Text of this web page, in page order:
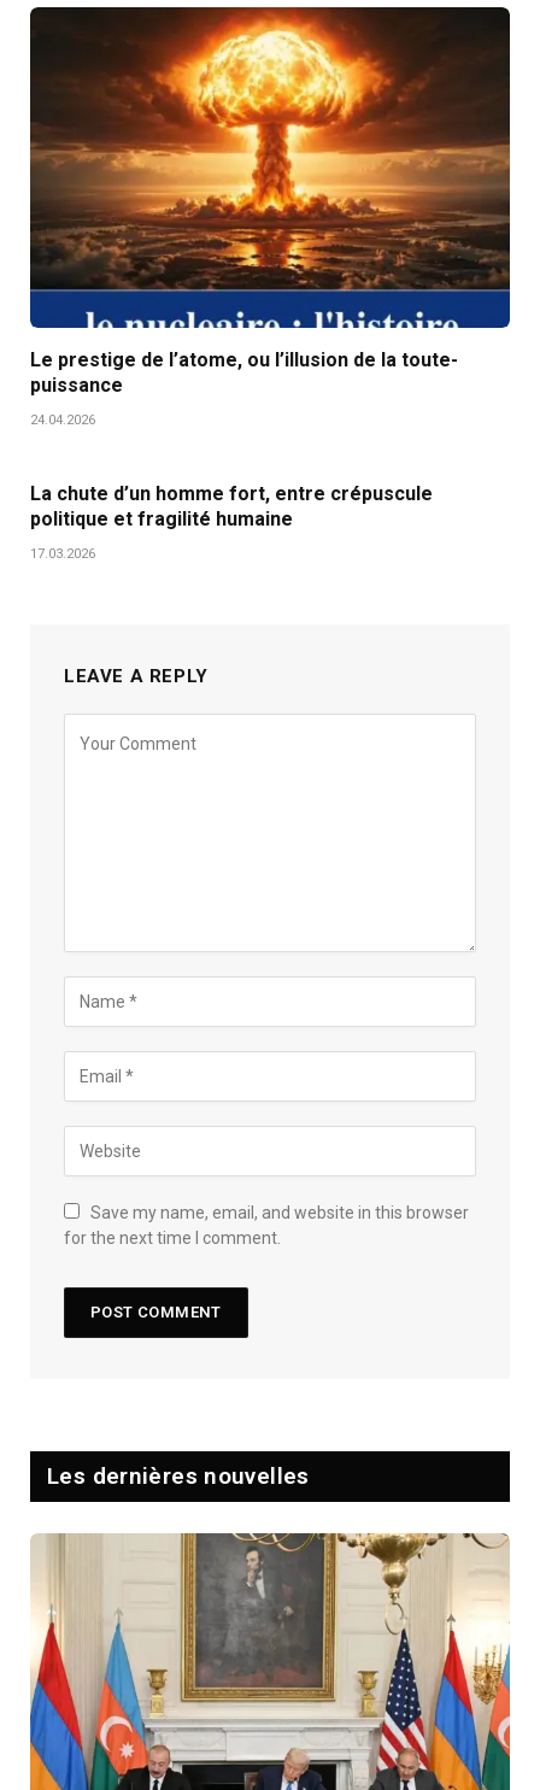
Le prestige de l’atome, ou l’illusion de la toute-
puissance
24.04.2026
La chute d’un homme fort, entre crépuscule
politique et fragilité humaine
17.03.2026
LEAVE A REPLY
Save my name, email, and website in this browser
for the next time I comment.
Les dernières nouvelles